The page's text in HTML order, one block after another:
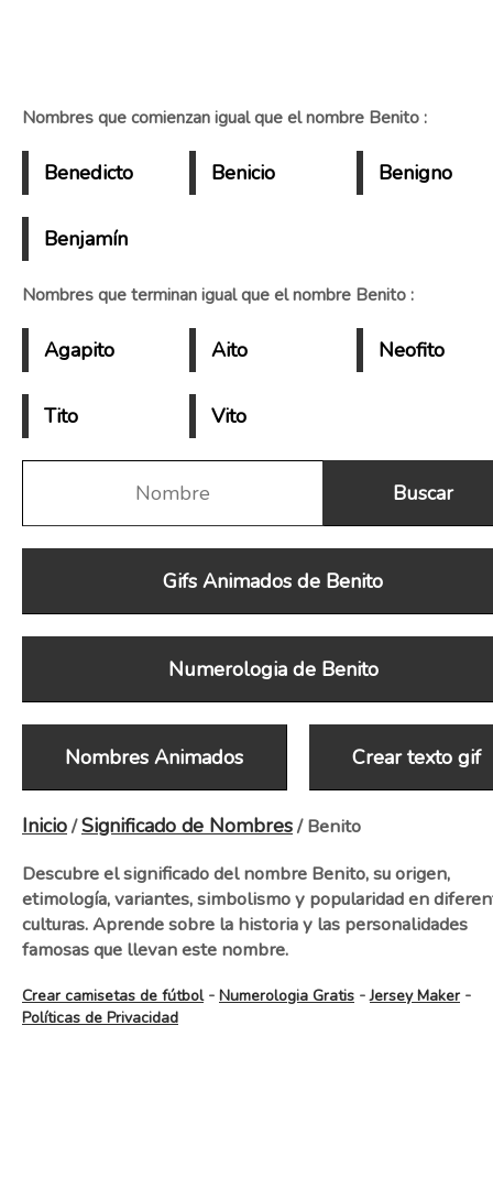
Nombres que comienzan igual que el nombre Benito :
Benedicto Benicio Benigno
Benjamín
Nombres que terminan igual que el nombre Benito :
Agapito Aito Neofito
Tito Vito
Gifs Animados de Benito
Numerologia de Benito
Nombres Animados Crear texto gif
Inicio/Significado de Nombres/ Benito
Descubre el significado del nombre Benito, su origen,
etimología, variantes, simbolismo y popularidad en
culturas. Aprende sobre la historia y las personalidades
famosas que llevan este nombre.
Crear camisetas de fútbol- Numerologia Gratis -Jersey Maker-
Políticas de Privacidad